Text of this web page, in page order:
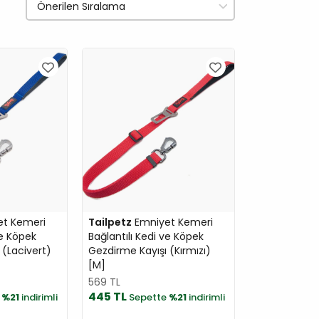
Kemeri
Köpek
(Lacivert)
%21indirimli
Tailpetz Emniyet Kemeri
Bağlantılı Kedi ve Köpek
Gezdirme Kayışı (Kırmızı)
[M]
569 TL
445 TLSepette %21indirimli